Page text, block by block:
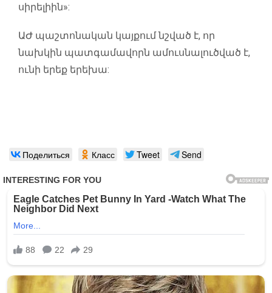
սիրելիին»:
ԱԺ պաշտոնական կայքում նշված է, որ
նախկին պատգամավորն ամուսնալուծված է,
ունի երեք երեխա:
Поделиться Класс Tweet Send